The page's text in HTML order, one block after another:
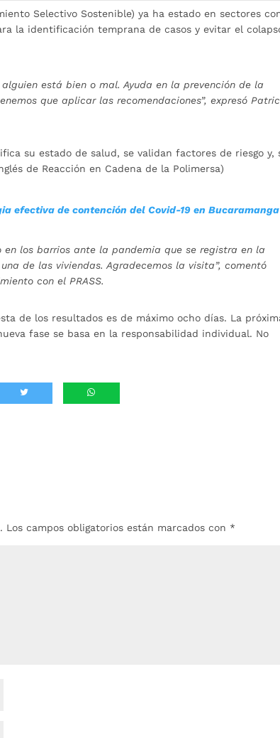
Selectivo Sostenible) ya ha estado en sectores
la identificación temprana de casos y evitar el
está bien o mal. Ayuda en la prevención de la
que aplicar las recomendaciones”, expresó
su estado de salud, se validan factores de riesgo y,
de Reacción en Cadena de la Polimersa)
efectiva de contención del Covid-19 en Bucaramanga
los barrios ante la pandemia que se registra en la
de las viviendas. Agradecemos la visita”, comentó
con el PRASS.
de los resultados es de máximo ocho días. La
fase se basa en la responsabilidad individual. No
Los campos obligatorios están marcados con *